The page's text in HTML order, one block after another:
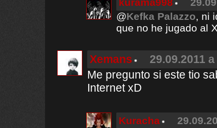
@Kefka Palazzo, ni
que no he jugado al
Xemans
29.09.2011
Me pregunto si este tio
Internet xD
Kuracha